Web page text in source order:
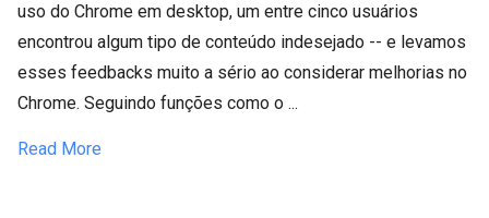
uso do Chrome em desktop, um entre cinco usuários
encontrou algum tipo de conteúdo indesejado -- e levamos
esses feedbacks muito a sério ao considerar melhorias no
Chrome. Seguindo funções como o ...
Read More